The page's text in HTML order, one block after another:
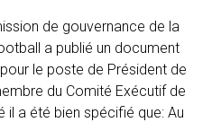
de gouvernance de la
a publié un document
le poste de Président de
du Comité Exécutif de
il a été bien spécifié que: Au